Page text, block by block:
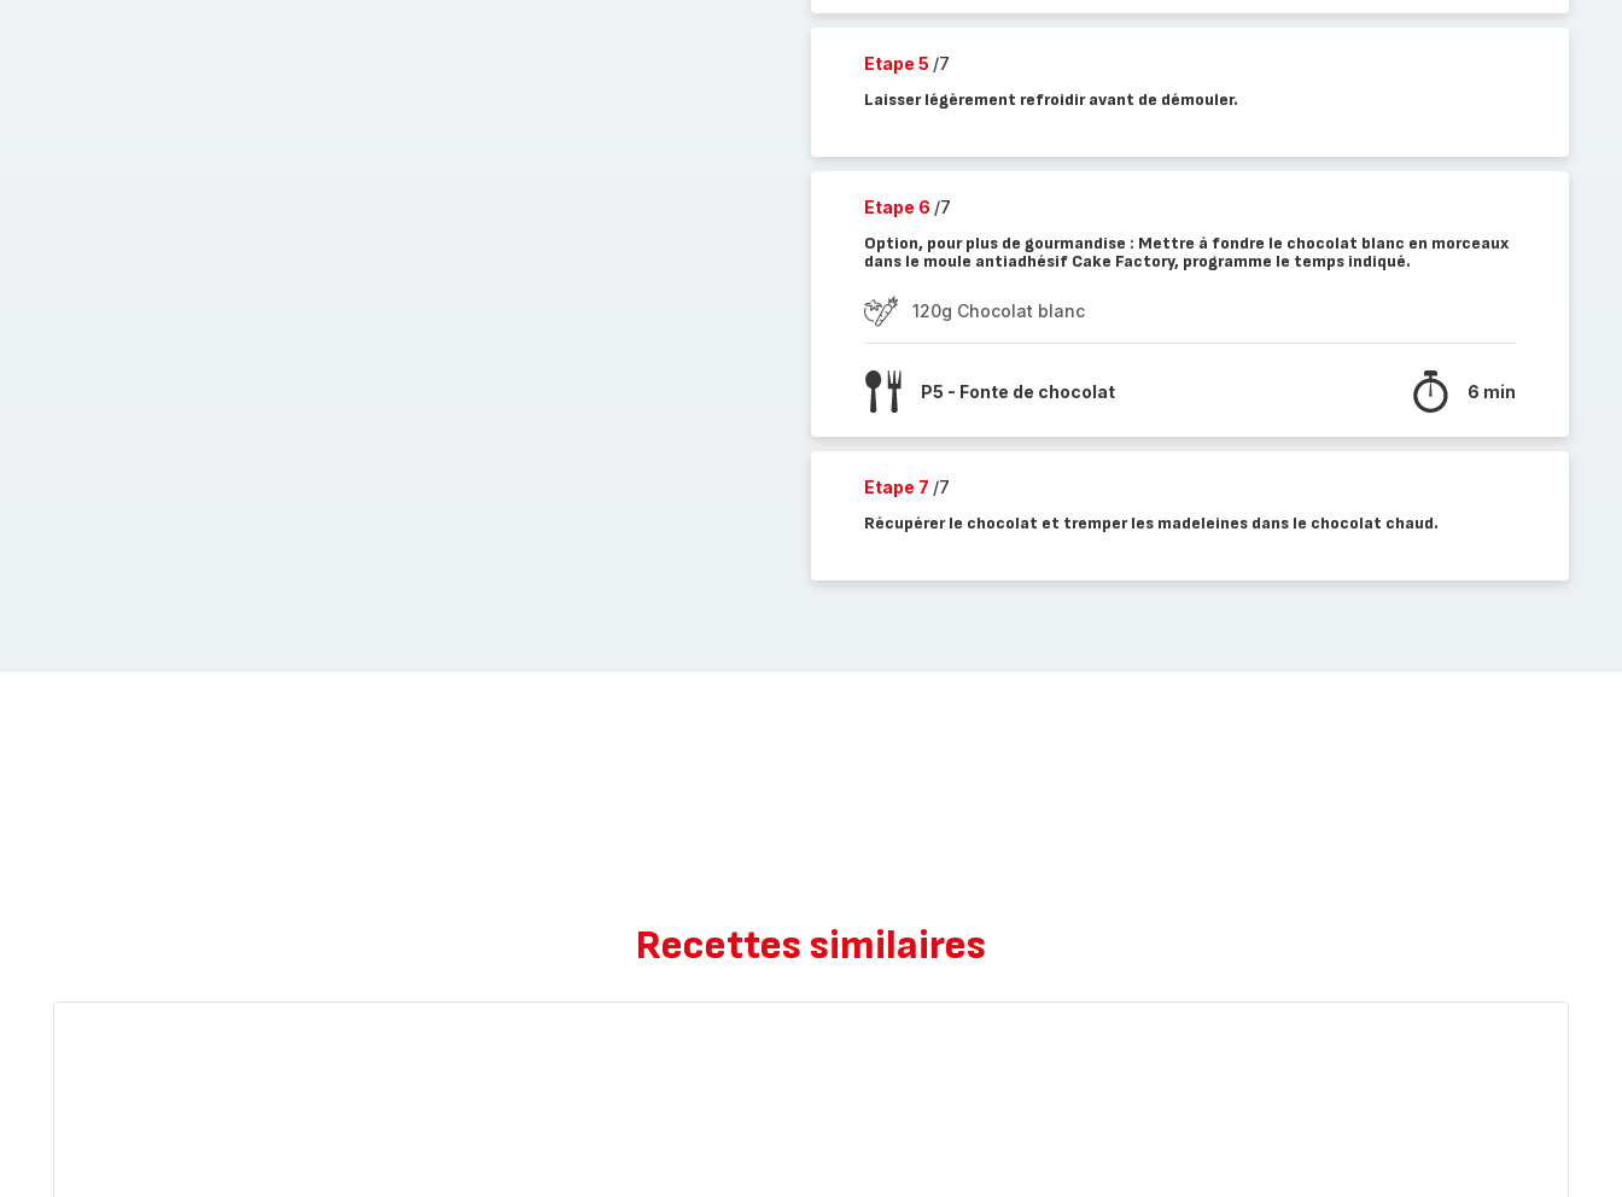
Etape 5 /7
Laisser légèrement refroidir avant de démouler.
Etape 6 /7
Option, pour plus de gourmandise : Mettre à fondre le chocolat blanc en morceaux
dans le moule antiadhésif Cake Factory, programme le temps indiqué.
120g Chocolat blanc
P5 - Fonte de chocolat 6 min
Etape 7 /7
Récupérer le chocolat et tremper les madeleines dans le chocolat chaud.
Recettes similaires